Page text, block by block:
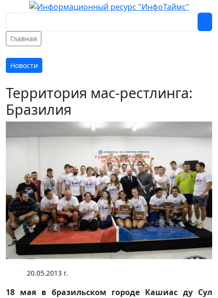
Главная
Новости
Территория мас-рестлинга:
Бразилия
20.05.2013 г.
18 мая в бразильском городе Кашиас ду Сул